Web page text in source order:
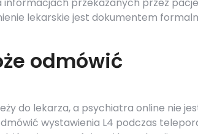
lekarskie jest dokumentem
odmówić
do lekarza, a psychiatra online nie
wystawienia L4 podczas